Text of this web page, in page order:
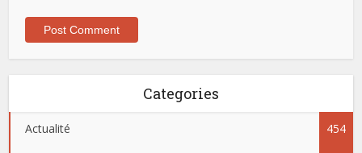
Categories
Actualité 454